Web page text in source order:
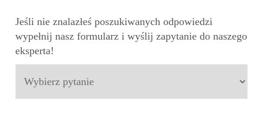
Jeśli nie znalazłeś poszukiwanych odpowiedzi
wypełnij nasz formularz i wyślij zapytanie do naszego
eksperta!